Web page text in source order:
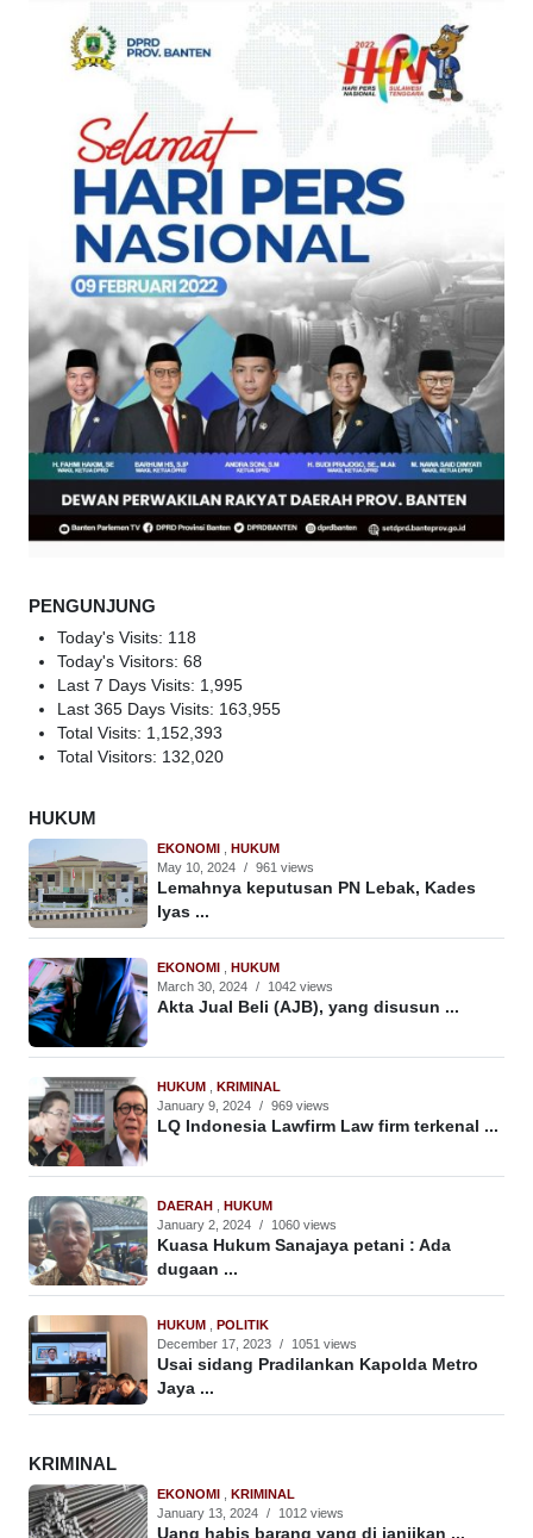
PENGUNJUNG
Today's Visits: 118
Today's Visitors: 68
Last 7 Days Visits: 1,995
Last 365 Days Visits: 163,955
Total Visits: 1,152,393
Total Visitors: 132,020
HUKUM
EKONOMI
HUKUM
May 10, 2024 / 961 views
Lemahnya keputusan PN Lebak, Kades
Iyas ...
EKONOMI
HUKUM
March 30, 2024 / 1042 views
Akta Jual Beli (AJB), yang disusun ...
HUKUM
KRIMINAL
January 9, 2024 / 969 views
LQ Indonesia Lawfirm Law firm terkenal ...
DAERAH
HUKUM
January 2, 2024 / 1060 views
Kuasa Hukum Sanajaya petani : Ada
dugaan ...
HUKUM
POLITIK
December 17, 2023 / 1051 views
Usai sidang Pradilankan Kapolda Metro
Jaya ...
KRIMINAL
EKONOMI
KRIMINAL
January 13, 2024 / 1012 views
Uang habis barang yang di janjikan ...